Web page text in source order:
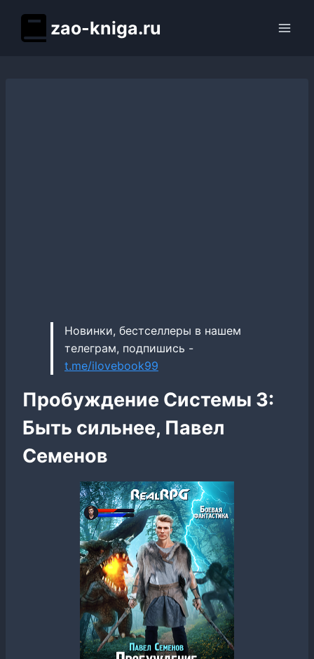
содержимому
zao-kniga.ru
Новинки, бестселлеры в нашем
телеграм, подпишись -
t.me/ilovebook99
Пробуждение Системы 3:
Быть сильнее, Павел
Семенов